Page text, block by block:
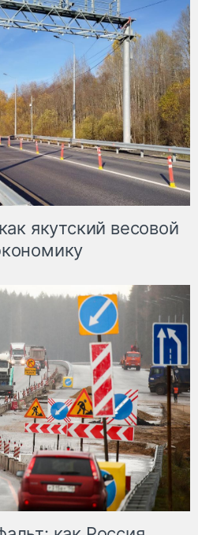
якутский весовой